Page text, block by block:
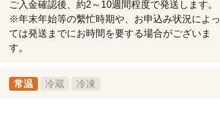
ご入金確認後、約2～10週間程度で発送します。
※年末年始等の繫忙時期や、お申込み状況によっ
ては発送までにお時間を要する場合がございま
す。
常温 冷蔵 冷凍